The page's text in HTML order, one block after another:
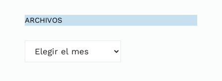
ARCHIVOS
Archivos